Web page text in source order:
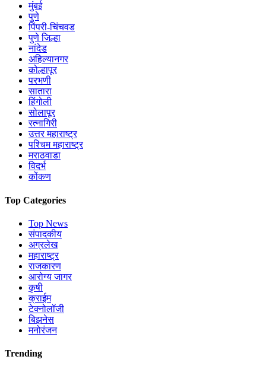
मुंबई
पुणे
पिंपरी-चिंचवड
पुणे जिल्हा
नांदेड
अहिल्यानगर
कोल्हापूर
परभणी
सातारा
हिंगोली
सोलापूर
रत्नागिरी
उत्तर महाराष्ट्र
पश्चिम महाराष्ट्र
मराठवाडा
विदर्भ
कोंकण
Top Categories
Top News
संपादकीय
अग्रलेख
महाराष्ट्र
राजकारण
आरोग्य जागर
कृषी
क्राईम
टेक्नोलॉजी
बिझनेस
मनोरंजन
Trending